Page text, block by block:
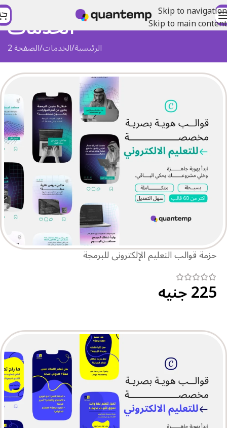
Skip to navigation
Skip to main content الخدمات
الرئيسية الخدماتالصفحة 2
حزمة قوالب التعليم الإلكتروني للبرمجة
225جنيه